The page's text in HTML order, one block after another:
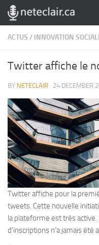
Skip to content
ACTUS / INNOVATION
Twitter affiche le
BY NETECLAIR · 24 DECEMBER
Twitter affiche pour la
tweets. Cette nouvelle
la plateforme est très
d’inscriptions n’a jamais été